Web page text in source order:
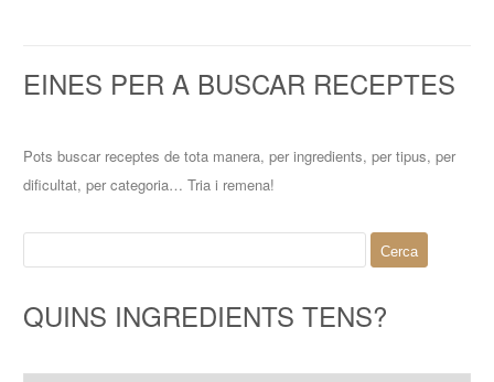
EINES PER A BUSCAR RECEPTES
Pots buscar receptes de tota manera, per ingredients, per tipus, per
dificultat, per categoria… Tria i remena!
QUINS INGREDIENTS TENS?